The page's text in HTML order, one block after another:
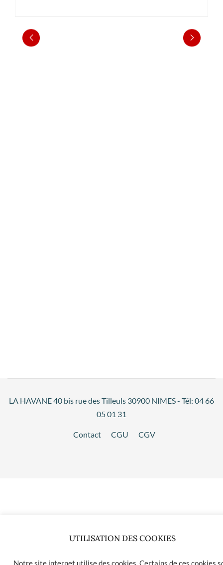
LA HAVANE 40 bis rue des Tilleuls 30900 NIMES - Tél: 04 66
05 01 31
Contact CGU CGV
UTILISATION DES COOKIES
Notre site internet utilise des cookies. Certains de ces cookies